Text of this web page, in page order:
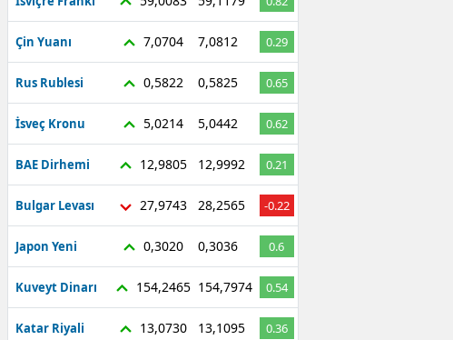
Çin Yuanı 7,0704 7,0812 0.29
Rus Rublesi 0,5822 0,5825 0.65
İsveç Kronu 5,0214 5,0442 0.62
BAE Dirhemi 12,9805 12,9992 0.21
Bulgar Levası 27,9743 28,2565 -0.22
Japon Yeni 0,3020 0,3036 0.6
Kuveyt Dinarı 154,2465 154,7974 0.54
Katar Riyali 13,0730 13,1095 0.36